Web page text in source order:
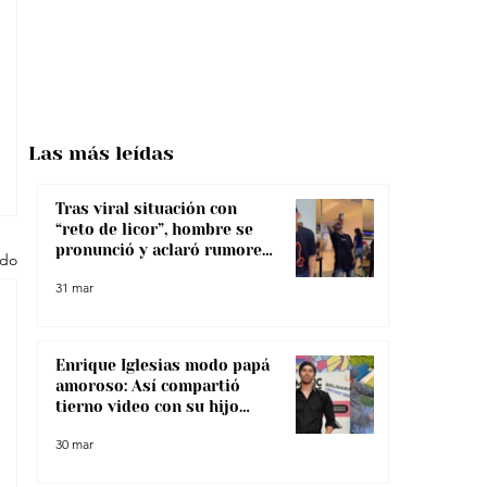
Tras viral situación con
“reto de licor”, hombre se
pronunció y aclaró rumores
31 mar
Enrique Iglesias modo papá
amoroso: Así compartió
tierno video con su hijo
30 mar
Las más leídas